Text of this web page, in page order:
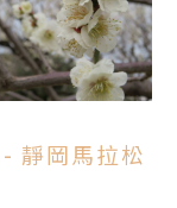
靜岡馬拉松